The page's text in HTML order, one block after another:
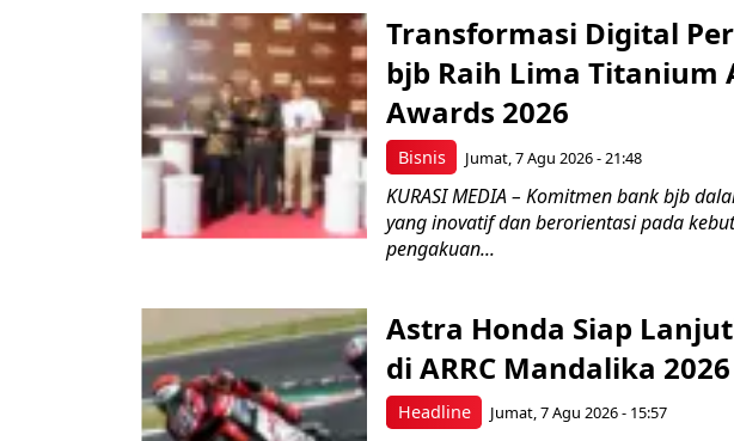
Bisnis
Transformasi Digital
bjb Raih Lima Titanium
Awards 2026
Jumat, 7 Agu 2026 - 21:48
KURASI MEDIA – Komitmen bank bjb
yang inovatif dan berorientasi pada
pengakuan...
Headline
Astra Honda Siap
di ARRC Mandalika 2026
Jumat, 7 Agu 2026 - 15:57